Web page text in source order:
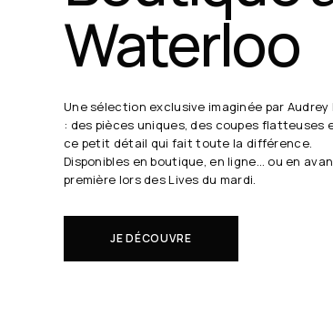
24 août
19h30
Chaque semaine, Audrey B. dévoile ses coups
de cœur en direct.